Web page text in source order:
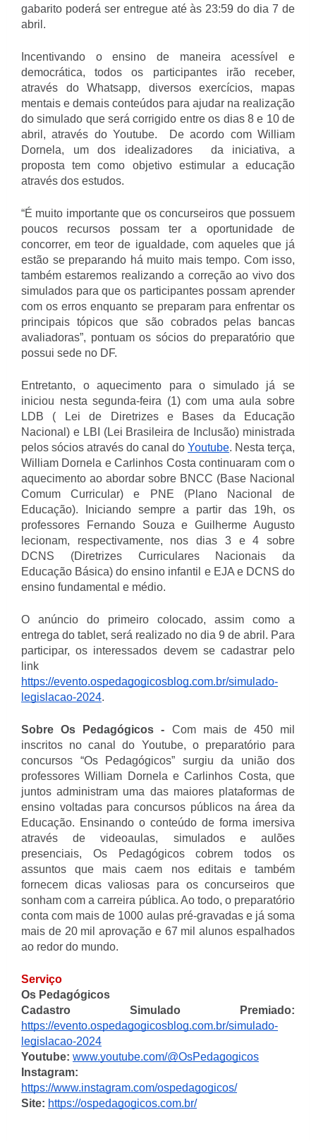
gabarito poderá ser entregue até às 23:59 do dia 7 de
abril.
Incentivando o ensino de maneira acessível e
democrática, todos os participantes irão receber,
através do Whatsapp, diversos exercícios, mapas
mentais e demais conteúdos para ajudar na realização
do simulado que será corrigido entre os dias 8 e 10 de
abril, através do Youtube. De acordo com William
Dornela, um dos idealizadores da iniciativa, a
proposta tem como objetivo estimular a educação
através dos estudos.
“É muito importante que os concurseiros que possuem
poucos recursos possam ter a oportunidade de
concorrer, em teor de igualdade, com aqueles que já
estão se preparando há muito mais tempo. Com isso,
também estaremos realizando a correção ao vivo dos
simulados para que os participantes possam aprender
com os erros enquanto se preparam para enfrentar os
principais tópicos que são cobrados pelas bancas
avaliadoras”, pontuam os sócios do preparatório que
possui sede no DF.
Entretanto, o aquecimento para o simulado já se
iniciou nesta segunda-feira (1) com uma aula sobre
LDB ( Lei de Diretrizes e Bases da Educação
Nacional) e LBI (Lei Brasileira de Inclusão) ministrada
pelos sócios através do canal do Youtube. Nesta terça,
William Dornela e Carlinhos Costa continuaram com o
aquecimento ao abordar sobre BNCC (Base Nacional
Comum Curricular) e PNE (Plano Nacional de
Educação). Iniciando sempre a partir das 19h, os
professores Fernando Souza e Guilherme Augusto
lecionam, respectivamente, nos dias 3 e 4 sobre
DCNS (Diretrizes Curriculares Nacionais da
Educação Básica) do ensino infantil e EJA e DCNS do
ensino fundamental e médio.
O anúncio do primeiro colocado, assim como a
entrega do tablet, será realizado no dia 9 de abril. Para
participar, os interessados devem se cadastrar pelo
link
https://evento.ospedagogicosblog.com.br/simulado-
legislacao-2024.
Sobre Os Pedagógicos - Com mais de 450 mil
inscritos no canal do Youtube, o preparatório para
concursos “Os Pedagógicos” surgiu da união dos
professores William Dornela e Carlinhos Costa, que
juntos administram uma das maiores plataformas de
ensino voltadas para concursos públicos na área da
Educação. Ensinando o conteúdo de forma imersiva
através de videoaulas, simulados e aulões
presenciais, Os Pedagógicos cobrem todos os
assuntos que mais caem nos editais e também
fornecem dicas valiosas para os concurseiros que
sonham com a carreira pública. Ao todo, o preparatório
conta com mais de 1000 aulas pré-gravadas e já soma
mais de 20 mil aprovação e 67 mil alunos espalhados
ao redor do mundo.
Serviço
Os Pedagógicos
Cadastro Simulado Premiado:
https://evento.ospedagogicosblog.com.br/simulado-
legislacao-2024
Youtube: www.youtube.com/@OsPedagogicos
Instagram:
https://www.instagram.com/ospedagogicos/
Site: https://ospedagogicos.com.br/